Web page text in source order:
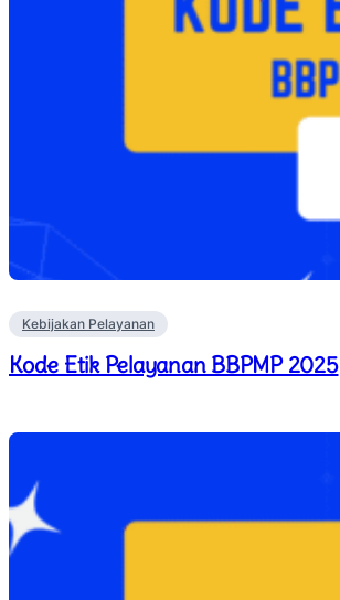
Kebijakan Pelayanan
Kode Etik Pelayanan BBPMP 2025